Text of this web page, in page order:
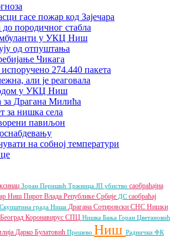
гасе пожар код Зајечара
породичног стабла
у УКЦ Ниш
од отпуштања
Чикага
274.440 пакета
али је реаговала
у УКЦ Ниш
Драгана Милића
за нишка села
павиљон
на собној температури
Зоран Перишић Тржница ЈП убиство саобраћајна
Ниш Пирот Влада Републике Србије ДС саобраћај
Скупштина града Ниша Драгана Сотировски СНС Нишки
Београд Коронавирус СПЦ Нишка Бања Горан Цветановић
Дарко Булатовић Прешево Ниш Раднички ФК